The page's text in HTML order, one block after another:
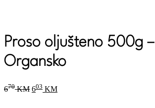
Proso oljušteno 500g –
Organsko
670 KM Original
price
603 KMCurrent
price